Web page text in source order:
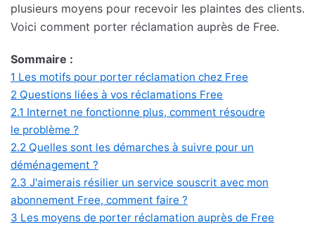
plusieurs moyens pour recevoir les plaintes des clients.
Voici comment porter réclamation auprès de Free.
Sommaire :
1 Les motifs pour porter réclamation chez Free
2 Questions liées à vos réclamations Free
2.1 Internet ne fonctionne plus, comment résoudre
le problème ?
2.2 Quelles sont les démarches à suivre pour un
déménagement ?
2.3 J'aimerais résilier un service souscrit avec mon
abonnement Free, comment faire ?
3 Les moyens de porter réclamation auprès de Free